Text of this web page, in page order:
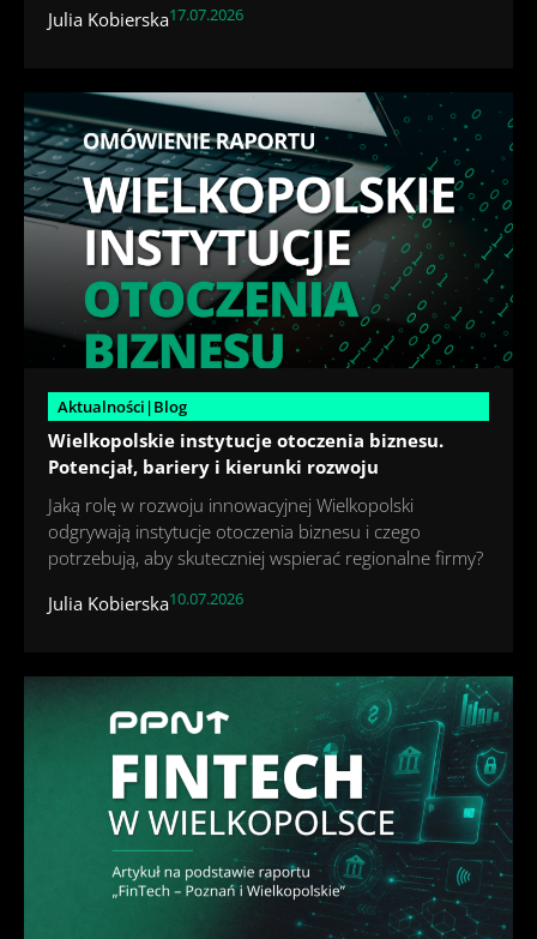
Julia Kobierska17.07.2026
Aktualności|Blog
Wielkopolskie instytucje otoczenia biznesu.
Potencjał, bariery i kierunki rozwoju
Jaką rolę w rozwoju innowacyjnej Wielkopolski
odgrywają instytucje otoczenia biznesu i czego
potrzebują, aby skuteczniej wspierać regionalne firmy?
Julia Kobierska10.07.2026